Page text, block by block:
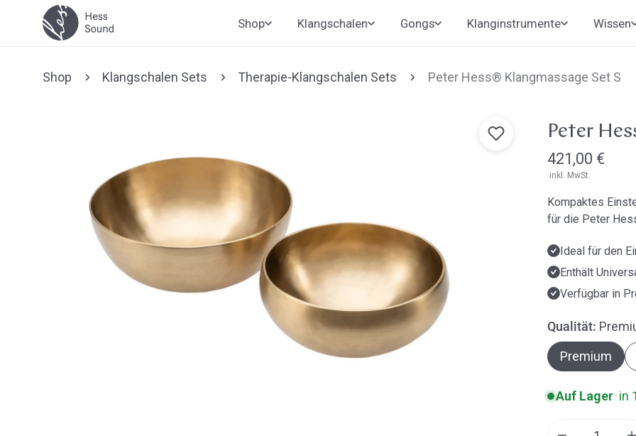
Zum
Inhalt
springen
Shop Klangschalen Gongs Klanginstrumente Wissen
Shop Klangschalen Sets Therapie-Klangschalen Sets Peter Hess® Klangmassage Set S
Peter
Regulärer
Preis
421,00 €
inkl. MwSt.
Kompaktes
für die Peter
Ideal für den
Enthält
Verfügbar in
Qualität:
Premium
Auf Lager·in